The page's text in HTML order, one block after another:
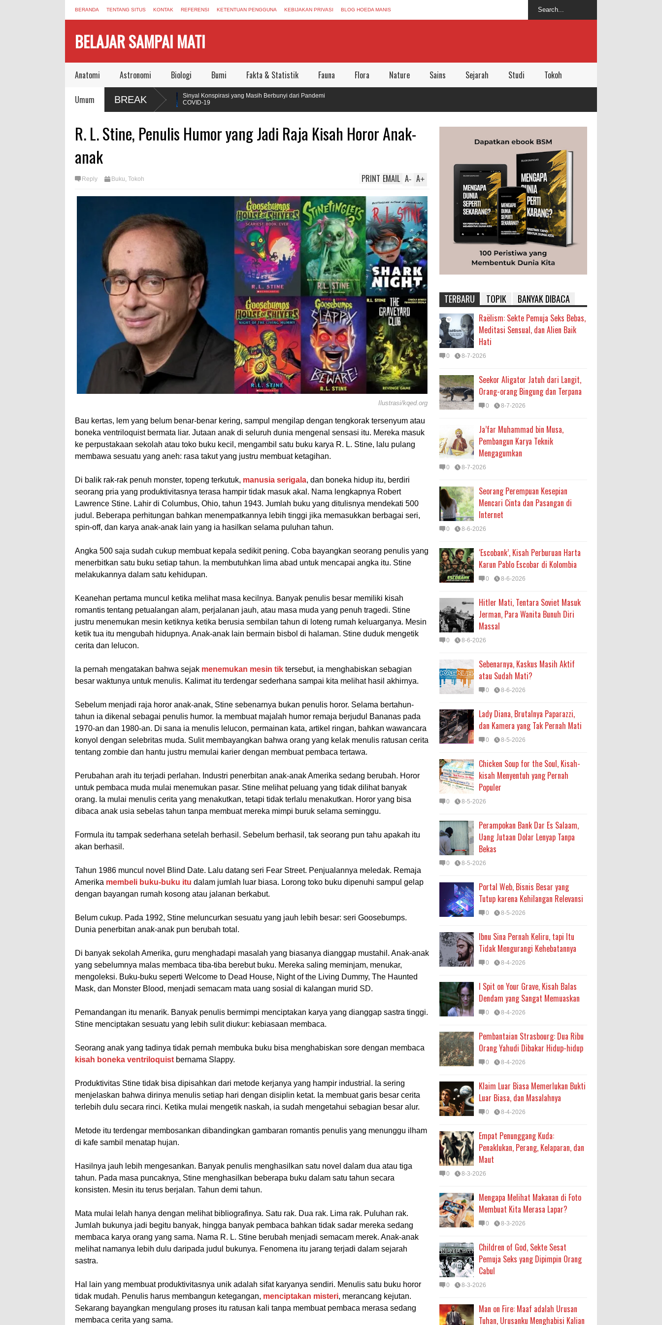
BERANDA TENTANG SITUS KONTAK REFERENSI KETENTUAN PENGGUNA KEBIJAKAN PRIVASI BLOG HOEDA MANIS
BELAJAR SAMPAI MATI
Anatomi Astronomi Biologi Bumi Fakta & Statistik Fauna Flora Nature Sains Sejarah Studi Tokoh
Umum BREAK
Buku yang Mengubah Cara Manusia
Sinyal Konspirasi yang Masih Berbunyi dari Pandemi
COVID-19
Vaksin Polio
R. L. Stine, Penulis Humor yang Jadi Raja Kisah Horor Anak-
anak
Reply Buku Tokoh A+
A-
EMAIL
PRINT
Ilustrasi/kqed.org
Bau kertas, lem yang belum benar-benar kering, sampul mengilap dengan tengkorak tersenyum atau
boneka ventriloquist bermata liar. Jutaan anak di seluruh dunia mengenal sensasi itu. Mereka masuk
ke perpustakaan sekolah atau toko buku kecil, mengambil satu buku karya R. L. Stine, lalu pulang
membawa sesuatu yang aneh: rasa takut yang justru membuat ketagihan.
Di balik rak-rak penuh monster, topeng terkutuk, manusia serigala, dan boneka hidup itu, berdiri
seorang pria yang produktivitasnya terasa hampir tidak masuk akal. Nama lengkapnya Robert
Lawrence Stine. Lahir di Columbus, Ohio, tahun 1943. Jumlah buku yang ditulisnya mendekati 500
judul. Beberapa perhitungan bahkan menempatkannya lebih tinggi jika memasukkan berbagai seri,
spin-off, dan karya anak-anak lain yang ia hasilkan selama puluhan tahun.
Angka 500 saja sudah cukup membuat kepala sedikit pening. Coba bayangkan seorang penulis yang
menerbitkan satu buku setiap tahun. Ia membutuhkan lima abad untuk mencapai angka itu. Stine
melakukannya dalam satu kehidupan.
Keanehan pertama muncul ketika melihat masa kecilnya. Banyak penulis besar memiliki kisah
romantis tentang petualangan alam, perjalanan jauh, atau masa muda yang penuh tragedi. Stine
justru menemukan mesin ketiknya ketika berusia sembilan tahun di loteng rumah keluarganya. Mesin
ketik tua itu mengubah hidupnya. Anak-anak lain bermain bisbol di halaman. Stine duduk mengetik
cerita dan lelucon.
Ia pernah mengatakan bahwa sejak menemukan mesin tik tersebut, ia menghabiskan sebagian
besar waktunya untuk menulis. Kalimat itu terdengar sederhana sampai kita melihat hasil akhirnya.
Sebelum menjadi raja horor anak-anak, Stine sebenarnya bukan penulis horor. Selama bertahun-
tahun ia dikenal sebagai penulis humor. Ia membuat majalah humor remaja berjudul Bananas pada
1970-an dan 1980-an. Di sana ia menulis lelucon, permainan kata, artikel ringan, bahkan wawancara
konyol dengan selebritas muda. Sulit membayangkan bahwa orang yang kelak menulis ratusan cerita
tentang zombie dan hantu justru memulai karier dengan membuat pembaca tertawa.
Perubahan arah itu terjadi perlahan. Industri penerbitan anak-anak Amerika sedang berubah. Horor
untuk pembaca muda mulai menemukan pasar. Stine melihat peluang yang tidak dilihat banyak
orang. Ia mulai menulis cerita yang menakutkan, tetapi tidak terlalu menakutkan. Horor yang bisa
dibaca anak usia sebelas tahun tanpa membuat mereka mimpi buruk selama seminggu.
Formula itu tampak sederhana setelah berhasil. Sebelum berhasil, tak seorang pun tahu apakah itu
akan berhasil.
Tahun 1986 muncul novel Blind Date. Lalu datang seri Fear Street. Penjualannya meledak. Remaja
Amerika membeli buku-buku itu dalam jumlah luar biasa. Lorong toko buku dipenuhi sampul gelap
dengan bayangan rumah kosong atau jalanan berkabut.
Belum cukup. Pada 1992, Stine meluncurkan sesuatu yang jauh lebih besar: seri Goosebumps.
Dunia penerbitan anak-anak pun berubah total.
Di banyak sekolah Amerika, guru menghadapi masalah yang biasanya dianggap mustahil. Anak-anak
yang sebelumnya malas membaca tiba-tiba berebut buku. Mereka saling meminjam, menukar,
mengoleksi. Buku-buku seperti Welcome to Dead House, Night of the Living Dummy, The Haunted
Mask, dan Monster Blood, menjadi semacam mata uang sosial di kalangan murid SD.
Pemandangan itu menarik. Banyak penulis bermimpi menciptakan karya yang dianggap sastra tinggi.
Stine menciptakan sesuatu yang lebih sulit diukur: kebiasaan membaca.
Seorang anak yang tadinya tidak pernah membuka buku bisa menghabiskan sore dengan membaca
kisah boneka ventriloquist bernama Slappy.
Produktivitas Stine tidak bisa dipisahkan dari metode kerjanya yang hampir industrial. Ia sering
menjelaskan bahwa dirinya menulis setiap hari dengan disiplin ketat. Ia membuat garis besar cerita
terlebih dulu secara rinci. Ketika mulai mengetik naskah, ia sudah mengetahui sebagian besar alur.
Metode itu terdengar membosankan dibandingkan gambaran romantis penulis yang menunggu ilham
di kafe sambil menatap hujan.
Hasilnya jauh lebih mengesankan. Banyak penulis menghasilkan satu novel dalam dua atau tiga
tahun. Pada masa puncaknya, Stine menghasilkan beberapa buku dalam satu tahun secara
konsisten. Mesin itu terus berjalan. Tahun demi tahun.
Mata mulai lelah hanya dengan melihat bibliografinya. Satu rak. Dua rak. Lima rak. Puluhan rak.
Jumlah bukunya jadi begitu banyak, hingga banyak pembaca bahkan tidak sadar mereka sedang
membaca karya orang yang sama. Nama R. L. Stine berubah menjadi semacam merek. Anak-anak
melihat namanya lebih dulu daripada judul bukunya. Fenomena itu jarang terjadi dalam sejarah
sastra.
Hal lain yang membuat produktivitasnya unik adalah sifat karyanya sendiri. Menulis satu buku horor
tidak mudah. Penulis harus membangun ketegangan, menciptakan misteri, merancang kejutan.
Sekarang bayangkan mengulang proses itu ratusan kali tanpa membuat pembaca merasa sedang
membaca cerita yang sama.
TERBARU TOPIK BANYAK DIBACA
Raëlism: Sekte Pemuja Seks Bebas,
Meditasi Sensual, dan Alien Baik
Hati
0 8-7-2026
Seekor Aligator Jatuh dari Langit,
Orang-orang Bingung dan Terpana
0 8-7-2026
Ja’far Muhammad bin Musa,
Pembangun Karya Teknik
Mengagumkan
0 8-7-2026
Seorang Perempuan Kesepian
Mencari Cinta dan Pasangan di
Internet
0 8-6-2026
‘Escobank’, Kisah Perburuan Harta
Karun Pablo Escobar di Kolombia
0 8-6-2026
Hitler Mati, Tentara Soviet Masuk
Jerman, Para Wanita Bunuh Diri
Massal
0 8-6-2026
Sebenarnya, Kaskus Masih Aktif
atau Sudah Mati?
0 8-6-2026
Lady Diana, Brutalnya Paparazzi,
dan Kamera yang Tak Pernah Mati
0 8-5-2026
Chicken Soup for the Soul, Kisah-
kisah Menyentuh yang Pernah
Populer
0 8-5-2026
Perampokan Bank Dar Es Salaam,
Uang Jutaan Dolar Lenyap Tanpa
Bekas
0 8-5-2026
Portal Web, Bisnis Besar yang
Tutup karena Kehilangan Relevansi
0 8-5-2026
Ibnu Sina Pernah Keliru, tapi Itu
Tidak Mengurangi Kehebatannya
0 8-4-2026
I Spit on Your Grave, Kisah Balas
Dendam yang Sangat Memuaskan
0 8-4-2026
Pembantaian Strasbourg: Dua Ribu
Orang Yahudi Dibakar Hidup-hidup
0 8-4-2026
Klaim Luar Biasa Memerlukan Bukti
Luar Biasa, dan Masalahnya
0 8-4-2026
Empat Penunggang Kuda:
Penaklukan, Perang, Kelaparan, dan
Maut
0 8-3-2026
Mengapa Melihat Makanan di Foto
Membuat Kita Merasa Lapar?
0 8-3-2026
Children of God, Sekte Sesat
Pemuja Seks yang Dipimpin Orang
Cabul
0 8-3-2026
Man on Fire: Maaf adalah Urusan
Tuhan, Urusanku Menghabisi Kalian